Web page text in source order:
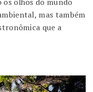
mas também
que a